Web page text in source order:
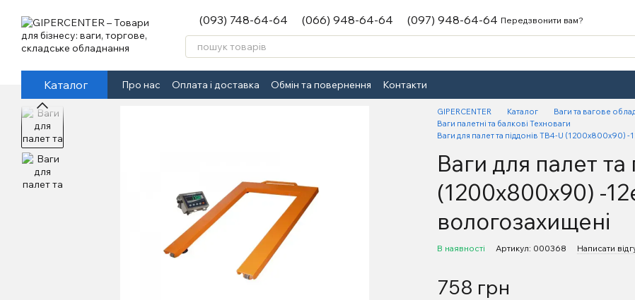
(093) 748-64-64 (066) 948-64-64 (097) 948-64-64 Передзвонити вам?
Каталог Про нас Оплата і доставка Обмін та повернення Контакти
GIPERCENTER Каталог Ваги та вагове
Ваги палетні та балкові Техноваги
Ваги для палет та піддонів TB4-U (1200x800x90)
Ваги для палет та
(1200x800x90) -
вологозахищені
В наявності Артикул: 000368 Написати
758 грн